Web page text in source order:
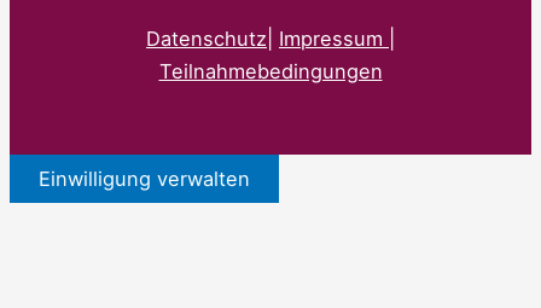
Datenschutz Impressum |
Teilnahmebedingungen
Einwilligung verwalten